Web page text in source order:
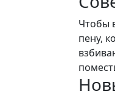
Чтобы
пену,